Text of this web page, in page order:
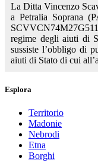
La Ditta Vincenzo
a Petralia Soprana
regime degli aiuti di
sussiste l’obbligo di
aiuti di Stato di cui
Esplora
Territorio
Madonie
Nebrodi
Etna
Borghi